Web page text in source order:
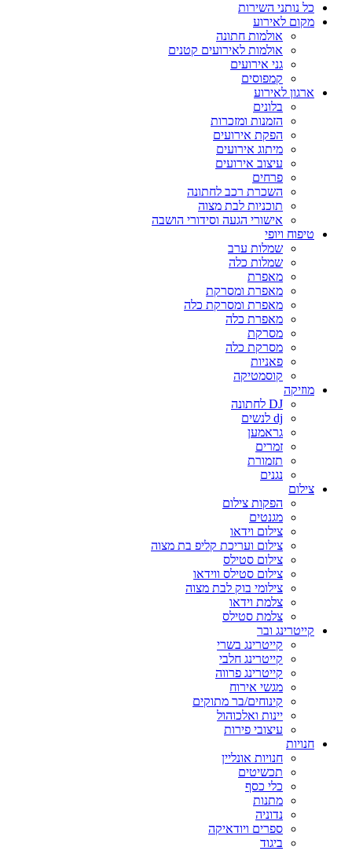
כל נותני השירות
מקום לאירוע
אולמות חתונה
אולמות לאירועים קטנים
גני אירועים
קמפוסים
ארגון לאירוע
בלונים
הזמנות ומזכרות
הפקת אירועים
מיתוג אירועים
עיצוב אירועים
פרחים
השכרת רכב לחתונה
תוכניות לבת מצוה
אישורי הגעה וסידורי הושבה
טיפוח ויופי
שמלות ערב
שמלות כלה
מאפרת
מאפרת ומסרקת
מאפרת ומסרקת כלה
מאפרת כלה
מסרקת
מסרקת כלה
פאניות
קוסמטיקה
מוזיקה
DJ לחתונה
dj לנשים
גראמען
זמרים
תזמורת
נגנים
צילום
הפקות צילום
מגנטים
צילום וידאו
צילום ועריכת קליפ בת מצוה
צילום סטילס
צילום סטילס ווידאו
צילומי בוק לבת מצוה
צלמת וידאו
צלמת סטילס
קייטרינג ובר
קייטרינג בשרי
קייטרינג חלבי
קייטרינג פרווה
מגשי אירוח
קינוחים/בר מתוקים
יינות ואלכוהול
עיצובי פירות
חנויות
חנויות אונליין
תכשיטים
כלי כסף
מתנות
נדוניה
ספרים ויודאיקה
ביגוד